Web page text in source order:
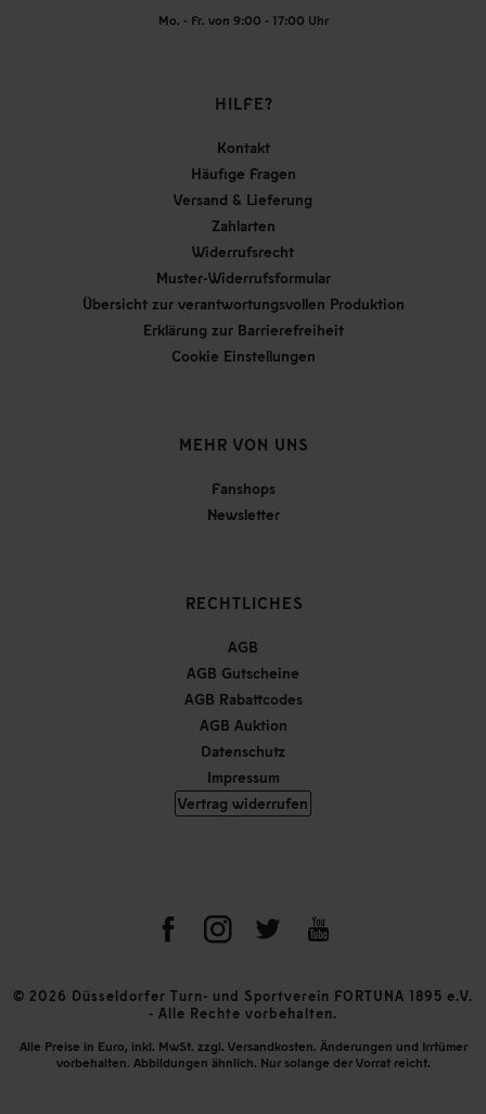
Mo. - Fr. von 9:00 - 17:00 Uhr
HILFE?
Kontakt
Häufige Fragen
Versand & Lieferung
Zahlarten
Widerrufsrecht
Muster-Widerrufsformular
Übersicht zur verantwortungsvollen Produktion
Erklärung zur Barrierefreiheit
Cookie Einstellungen
MEHR VON UNS
Fanshops
Newsletter
RECHTLICHES
AGB
AGB Gutscheine
AGB Rabattcodes
AGB Auktion
Datenschutz
Impressum
Vertrag widerrufen
© 2026 Düsseldorfer Turn- und Sportverein FORTUNA 1895 e.V.
- Alle Rechte vorbehalten.
Alle Preise in Euro, inkl. MwSt. zzgl. Versandkosten. Änderungen und Irrtümer
vorbehalten. Abbildungen ähnlich. Nur solange der Vorrat reicht.